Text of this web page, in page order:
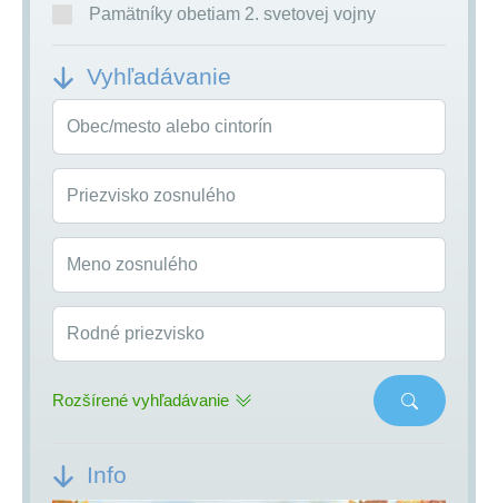
Pamätníky obetiam 2. svetovej vojny
Vyhľadávanie
Obec/mesto alebo cintorín
Priezvisko zosnulého
Meno zosnulého
Rodné priezvisko
Rozšírené vyhľadávanie
Info